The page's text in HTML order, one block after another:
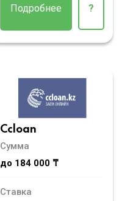
Подробнее ?
Ccloan
Сумма
до 184 000 ₸
Ставка